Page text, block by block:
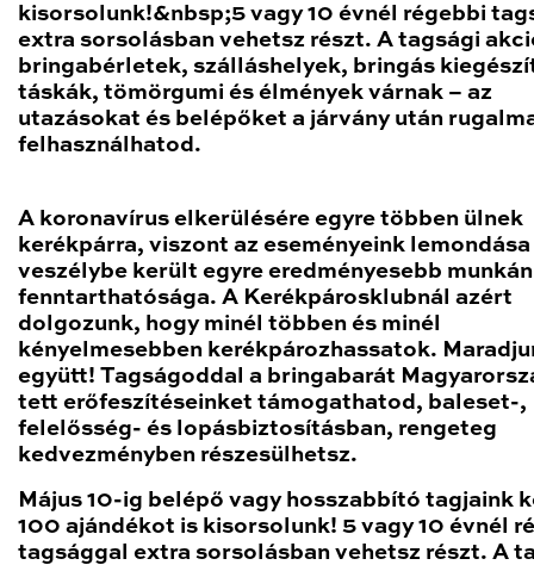
kisorsolunk!&nbsp;5 vagy 10 évnél régebbi
extra sorsolásban vehetsz részt. A tagsági
bringabérletek, szálláshelyek, bringás
táskák, tömörgumi és élmények várnak – az
utazásokat és belépőket a járvány után
felhasználhatod.
A koronavírus elkerülésére egyre többen ülnek
kerékpárra, viszont az eseményeink
veszélybe került egyre eredményesebb
fenntarthatósága. A Kerékpárosklubnál azért
dolgozunk, hogy minél többen és minél
kényelmesebben kerékpározhassatok.
együtt! Tagságoddal a bringabarát
tett erőfeszítéseinket támogathatod, baleset-,
felelősség- és lopásbiztosításban, rengeteg
kedvezményben részesülhetsz.
Május 10-ig belépő vagy hosszabbító tagjaink
100 ajándékot is kisorsolunk! 5 vagy 10 évnél
tagsággal extra sorsolásban vehetsz részt. A